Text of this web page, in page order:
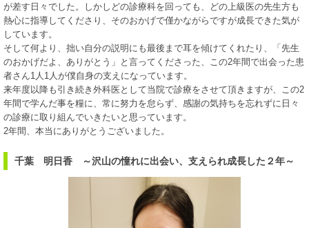
が差す日々でした。しかしどの診療科を回っても、どの上級医の先生方も
熱心に指導してくださり、そのおかげで僅かながらですが成長できた気が
しています。
そして何より、拙い自分の説明にも最後まで耳を傾けてくれたり、「先生
のおかげだよ、ありがとう」と言ってくださった、この2年間で出会った患
者さん1人1人が僕自身の支えになっています。
来年度以降も引き続き外科医として当院で診療をさせて頂きますが、この2
年間で学んだ事を糧に、常に努力を怠らず、感謝の気持ちを忘れずに日々
の診療に取り組んでいきたいと思っています。
2年間、本当にありがとうございました。
千葉 明日香 ～沢山の憧れに出会い、支えられ成長した２年～